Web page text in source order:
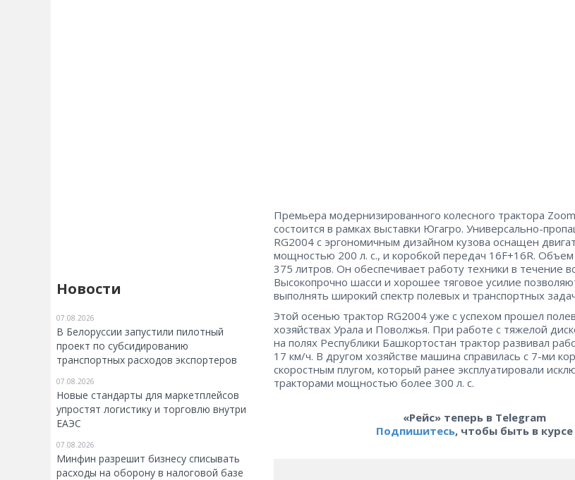
Новости
07.08.2026
В Белоруссии запустили пилотный
проект по субсидированию
транспортных расходов экспортеров
07.08.2026
Новые стандарты для маркетплейсов
упростят логистику и торговлю внутри
ЕАЭС
07.08.2026
Минфин разрешит бизнесу списывать
расходы на оборону в налоговой базе
Премьера модернизированного колесного трактора
состоится в рамках выставки Югагро. Универсально-
RG2004 с эргономичным дизайном кузова оснащен
мощностью 200 л. с., и коробкой передач 16F+16R. Объем
375 литров. Он обеспечивает работу техники в течение
Высокопрочно шасси и хорошее тяговое усилие
выполнять широкий спектр полевых и транспортных
Этой осенью трактор RG2004 уже с успехом прошел
хозяйствах Урала и Поволжья. При работе с тяжелой
на полях Республики Башкортостан трактор развивал
17 км/ч. В другом хозяйстве машина справилась с 7-ми
скоростным плугом, который ранее эксплуатировали
тракторами мощностью более 300 л. с.
«Рейс» теперь в Telegram
Подпишитесь, чтобы быть в курсе